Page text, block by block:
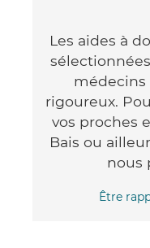
Les aides à
médecins
rigoureux.
vos proches
Bais ou
nous
Être